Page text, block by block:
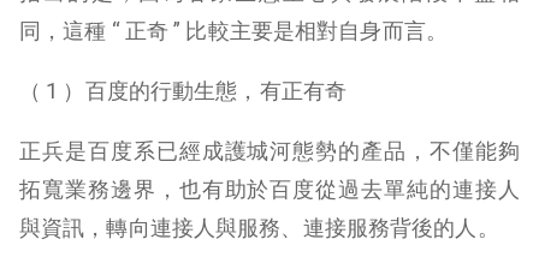
同，這種 “ 正奇 ” 比較主要是相對自身而言。
（ 1 ）百度的行動生態，有正有奇
正兵是百度系已經成護城河態勢的產品，不僅能夠
拓寬業務邊界，也有助於百度從過去單純的連接人
與資訊，轉向連接人與服務、連接服務背後的人。